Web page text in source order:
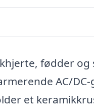
fødder og
AC/
et